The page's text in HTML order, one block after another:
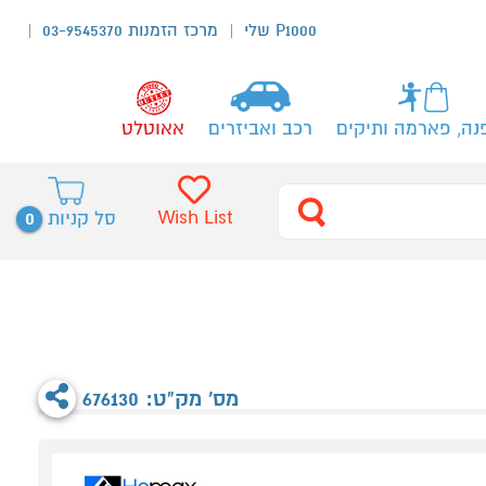
P1000 שלי מרכז הזמנות 03-9545370
פארמה ותיקים רכב ואביזרים אאוטלט
סל קניות 0 Wish List
מס' מק"ט: 676130